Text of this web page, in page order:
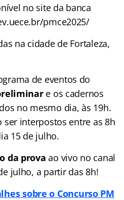
no site da banca
pmce2025/
na cidade de Fortaleza,
de eventos do
e os cadernos
no mesmo dia, às 19h.
ser interpostos entre as 8h
15 de julho.
da prova ao vivo no canal
julho, a partir das 8h!
sobre o Concurso PM